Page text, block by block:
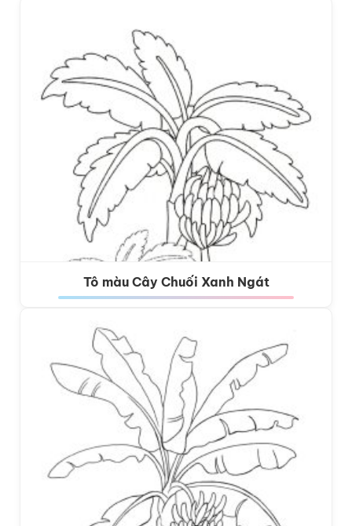
Tô màu Cây Chuối Xanh Ngát